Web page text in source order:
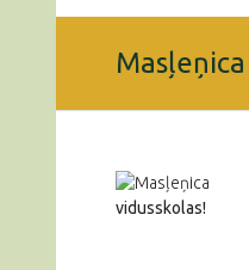
Masļeņica
vidusskolas!